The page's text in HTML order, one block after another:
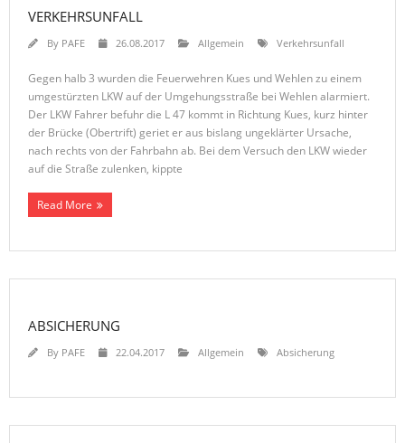
VERKEHRSUNFALL
By PAFE 26.08.2017 Allgemein Verkehrsunfall
Gegen halb 3 wurden die Feuerwehren Kues und Wehlen zu einem
umgestürzten LKW auf der Umgehungsstraße bei Wehlen alarmiert.
Der LKW Fahrer befuhr die L 47 kommt in Richtung Kues, kurz hinter
der Brücke (Obertrift) geriet er aus bislang ungeklärter Ursache,
nach rechts von der Fahrbahn ab. Bei dem Versuch den LKW wieder
auf die Straße zulenken, kippte
Read More
ABSICHERUNG
By PAFE 22.04.2017 Allgemein Absicherung